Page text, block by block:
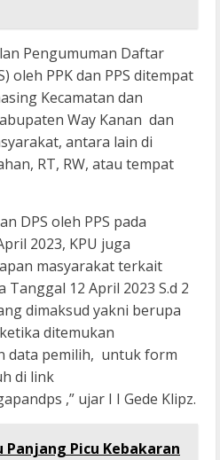
Pengumuman Daftar
oleh PPK dan PPS ditempat
Kecamatan dan
Way Kanan dan
antara lain di
RT, RW, atau tempat
DPS oleh PPS pada
2023, KPU juga
masyarakat terkait
Tanggal 12 April 2023 S.d 2
dimaksud yakni berupa
ditemukan
data pemilih, untuk form
di link
,” ujar I I Gede Klipz.
Panjang Picu Kebakaran